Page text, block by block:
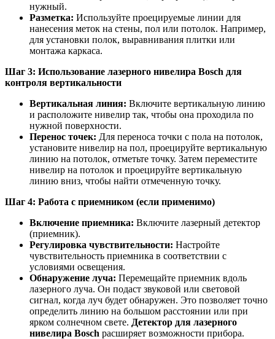
нужный.
Разметка: Используйте проецируемые линии для
нанесения меток на стены, пол или потолок. Например,
для установки полок, выравнивания плитки или
монтажа каркаса.
Шаг 3: Использование лазерного нивелира Bosch для
контроля вертикальности
Вертикальная линия: Включите вертикальную линию
и расположите нивелир так, чтобы она проходила по
нужной поверхности.
Перенос точек: Для переноса точки с пола на потолок,
установите нивелир на пол, проецируйте вертикальную
линию на потолок, отметьте точку. Затем переместите
нивелир на потолок и проецируйте вертикальную
линию вниз, чтобы найти отмеченную точку.
Шаг 4: Работа с приемником (если применимо)
Включение приемника: Включите лазерный детектор
(приемник).
Регулировка чувствительности: Настройте
чувствительность приемника в соответствии с
условиями освещения.
Обнаружение луча: Перемещайте приемник вдоль
лазерного луча. Он подаст звуковой или световой
сигнал, когда луч будет обнаружен. Это позволяет точно
определить линию на большом расстоянии или при
ярком солнечном свете. Детектор для лазерного
нивелира Bosch расширяет возможности прибора.